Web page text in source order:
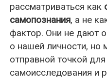
рассматриваться как
самопознания, а не
фактор. Они не дают
о нашей личности, но
отправной точкой
самоисследования и